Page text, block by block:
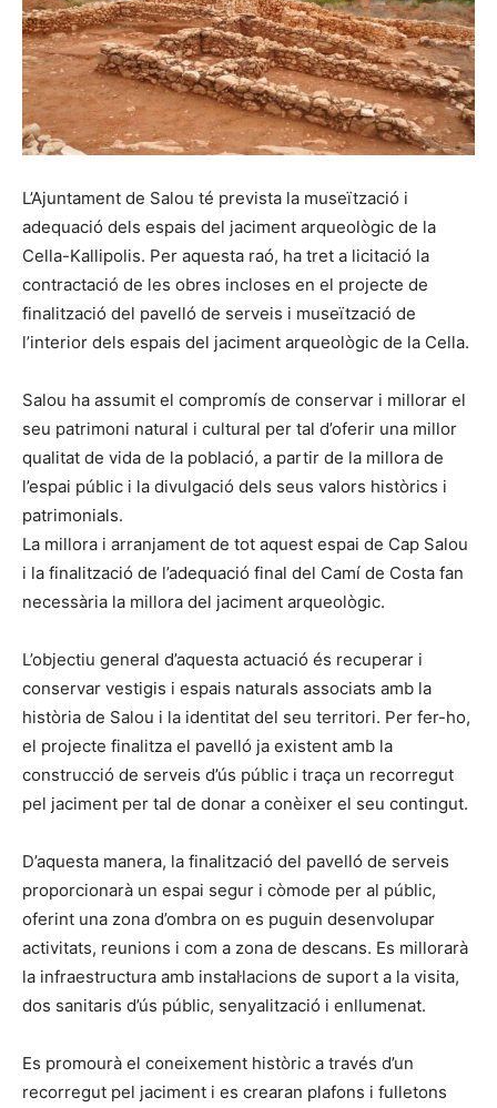
L’Ajuntament de Salou té prevista la museïtzació i
adequació dels espais del jaciment arqueològic de la
Cella-Kallipolis. Per aquesta raó, ha tret a licitació la
contractació de les obres incloses en el projecte de
finalització del pavelló de serveis i museïtzació de
l’interior dels espais del jaciment arqueològic de la Cella.
Salou ha assumit el compromís de conservar i millorar el
seu patrimoni natural i cultural per tal d’oferir una millor
qualitat de vida de la població, a partir de la millora de
l’espai públic i la divulgació dels seus valors històrics i
patrimonials.
La millora i arranjament de tot aquest espai de Cap Salou
i la finalització de l’adequació final del Camí de Costa fan
necessària la millora del jaciment arqueològic.
L’objectiu general d’aquesta actuació és recuperar i
conservar vestigis i espais naturals associats amb la
història de Salou i la identitat del seu territori. Per fer-ho,
el projecte finalitza el pavelló ja existent amb la
construcció de serveis d’ús públic i traça un recorregut
pel jaciment per tal de donar a conèixer el seu contingut.
D’aquesta manera, la finalització del pavelló de serveis
proporcionarà un espai segur i còmode per al públic,
oferint una zona d’ombra on es puguin desenvolupar
activitats, reunions i com a zona de descans. Es millorarà
la infraestructura amb instal·lacions de suport a la visita,
dos sanitaris d’ús públic, senyalització i enllumenat.
Es promourà el coneixement històric a través d’un
recorregut pel jaciment i es crearan plafons i fulletons